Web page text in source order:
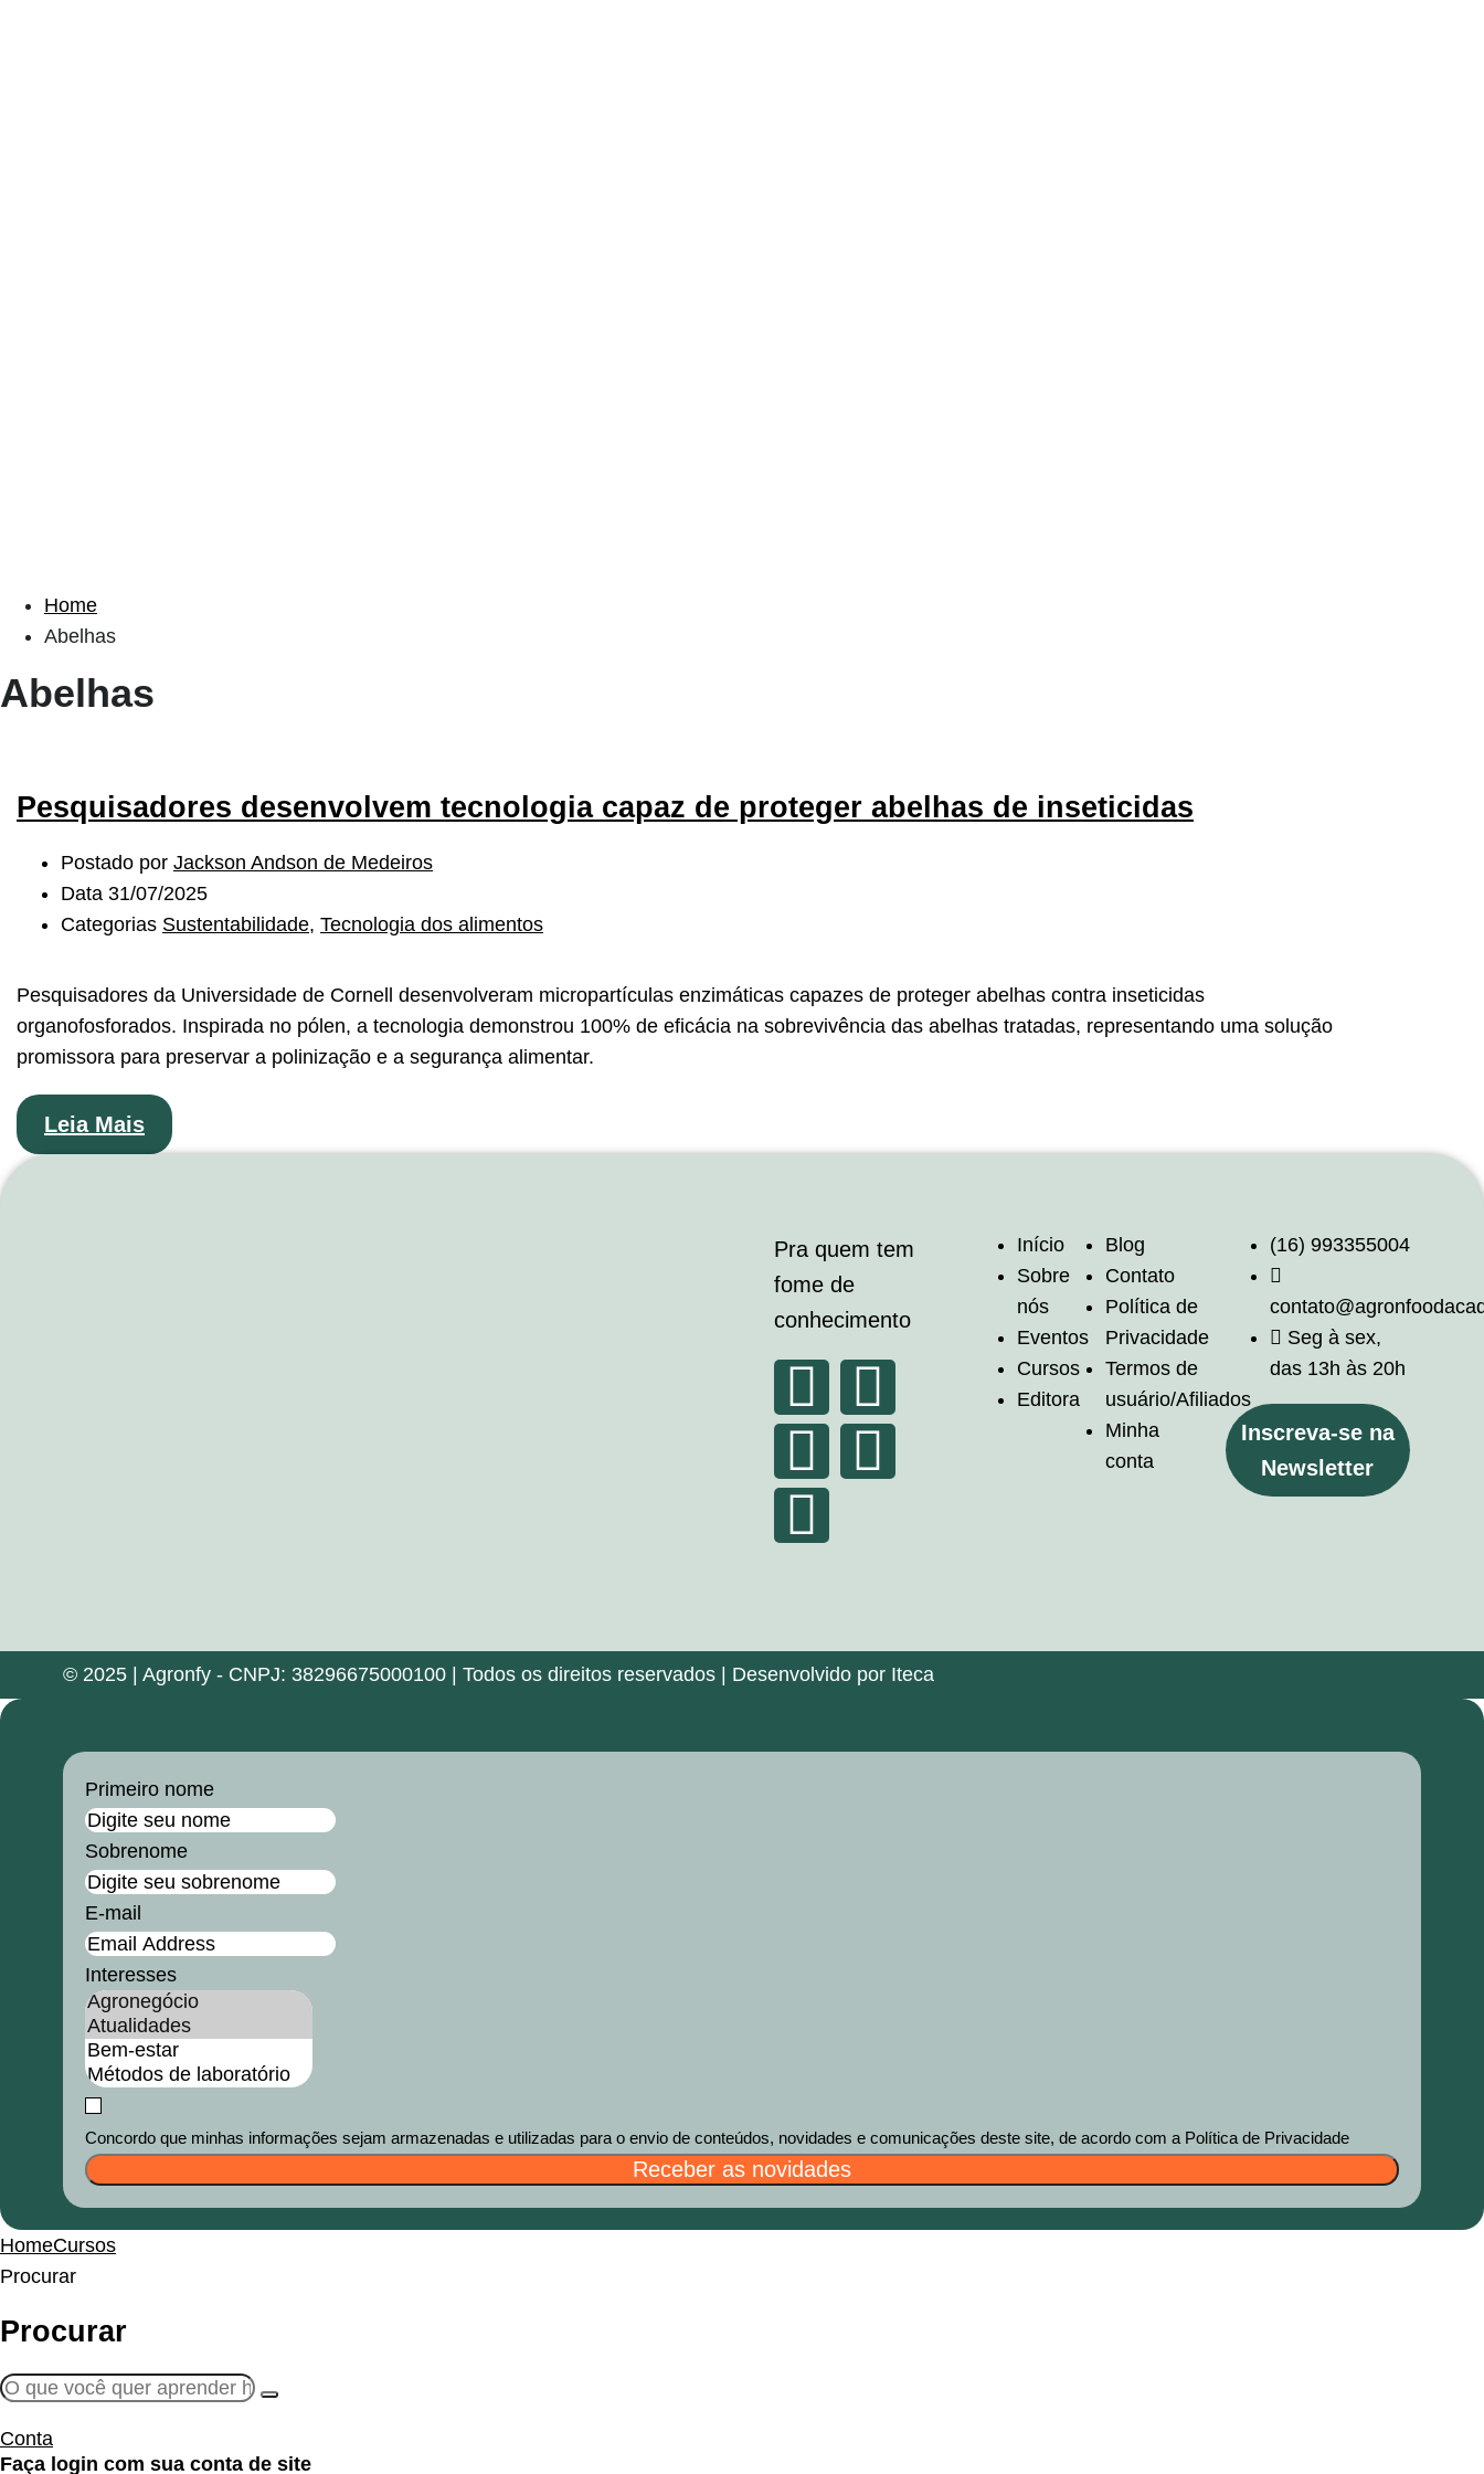
Home
Abelhas
Abelhas
Pesquisadores desenvolvem tecnologia capaz de proteger abelhas de inseticidas
Postado por Jackson Andson de Medeiros
Data 31/07/2025
Categorias Sustentabilidade, Tecnologia dos alimentos
Pesquisadores da Universidade de Cornell desenvolveram micropartículas enzimáticas capazes de proteger abelhas contra inseticidas
organofosforados. Inspirada no pólen, a tecnologia demonstrou 100% de eficácia na sobrevivência das abelhas tratadas, representando uma solução
promissora para preservar a polinização e a segurança alimentar.
Leia Mais
Pra quem tem
fome de
conhecimento
Início
Sobre
nós
Eventos
Cursos
Editora
Blog
Contato
Política de
Privacidade
Termos de
usuário/Afiliados
Minha
conta
(16) 993355004
Seg à sex,
das 13h às 20h
Inscreva-se na
Newsletter
© 2025 | Agronfy - CNPJ: 38296675000100 | Todos os direitos reservados | Desenvolvido por Iteca
Primeiro nome
Sobrenome
E-mail
Interesses
Concordo que minhas informações sejam armazenadas e utilizadas para o envio de conteúdos, novidades e comunicações deste site, de acordo com a Política de Privacidade
Receber as novidades
HomeCursos
Procurar
Procurar
Conta
Faça login com sua conta de site